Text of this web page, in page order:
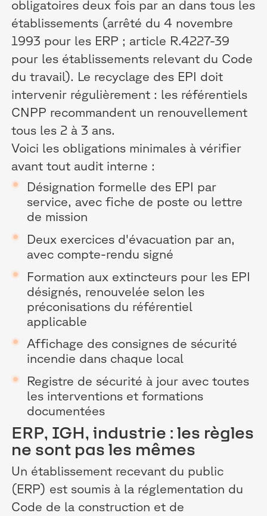
obligatoires deux fois par an dans tous les
établissements (arrêté du 4 novembre
1993 pour les ERP ; article R.4227-39
pour les établissements relevant du Code
du travail). Le recyclage des EPI doit
intervenir régulièrement : les référentiels
CNPP recommandent un renouvellement
tous les 2 à 3 ans.
Voici les obligations minimales à vérifier
avant tout audit interne :
Désignation formelle des EPI par
service, avec fiche de poste ou lettre
de mission
Deux exercices d'évacuation par an,
avec compte-rendu signé
Formation aux extincteurs pour les EPI
désignés, renouvelée selon les
préconisations du référentiel
applicable
Affichage des consignes de sécurité
incendie dans chaque local
Registre de sécurité à jour avec toutes
les interventions et formations
documentées
ERP, IGH, industrie : les règles
ne sont pas les mêmes
Un établissement recevant du public
(ERP) est soumis à la réglementation du
Code de la construction et de